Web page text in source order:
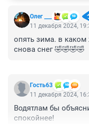
Олег ___
11 декабря 2024,
опять зима. в
снова снег 🤣🤣🤣🤣
Гость63
11 декабря 2024,
Водятлам бы
спокойнее!